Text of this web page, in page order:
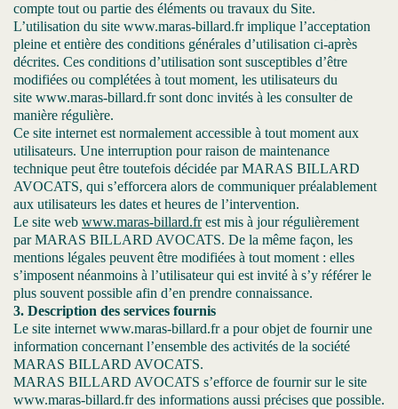
compte tout ou partie des éléments ou travaux du Site.
L’utilisation du site www.maras-billard.fr implique l’acceptation
pleine et entière des conditions générales d’utilisation ci-après
décrites. Ces conditions d’utilisation sont susceptibles d’être
modifiées ou complétées à tout moment, les utilisateurs du
site www.maras-billard.fr sont donc invités à les consulter de
manière régulière.
Ce site internet est normalement accessible à tout moment aux
utilisateurs. Une interruption pour raison de maintenance
technique peut être toutefois décidée par MARAS BILLARD
AVOCATS, qui s’efforcera alors de communiquer préalablement
aux utilisateurs les dates et heures de l’intervention.
Le site web www.maras-billard.frest mis à jour régulièrement
par MARAS BILLARD AVOCATS. De la même façon, les
mentions légales peuvent être modifiées à tout moment : elles
s’imposent néanmoins à l’utilisateur qui est invité à s’y référer le
plus souvent possible afin d’en prendre connaissance.
3. Description des services fournis
Le site internet www.maras-billard.fr a pour objet de fournir une
information concernant l’ensemble des activités de la société
MARAS BILLARD AVOCATS.
MARAS BILLARD AVOCATS s’efforce de fournir sur le site
www.maras-billard.fr des informations aussi précises que possible.